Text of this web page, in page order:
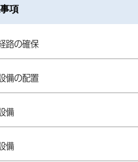
項
路の確保
備の配置
備
備